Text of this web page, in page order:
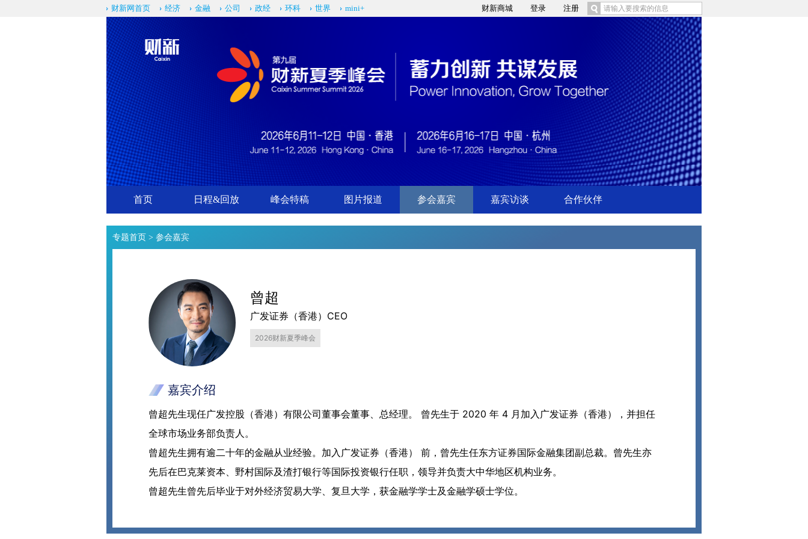
财新商城 登录 注册
财新网首页 经济 金融 公司 政经 环科 世界 mini+
首页 日程&回放 峰会特稿 图片报道 参会嘉宾 嘉宾访谈 合作伙伴
专题首页 > 参会嘉宾
曾超
广发证券（香港）CEO
2026财新夏季峰会
嘉宾介绍
曾超先生现任广发控股（香港）有限公司董事会董事、总经理。 曾先生于 2020 年 4 月加入广发证券（香港），并担任
全球市场业务部负责人。
曾超先生拥有逾二十年的金融从业经验。加入广发证券（香港） 前，曾先生任东方证券国际金融集团副总裁。曾先生亦
先后在巴克莱资本、野村国际及渣打银行等国际投资银行任职，领导并负责大中华地区机构业务。
曾超先生曾先后毕业于对外经济贸易大学、复旦大学，获金融学学士及金融学硕士学位。